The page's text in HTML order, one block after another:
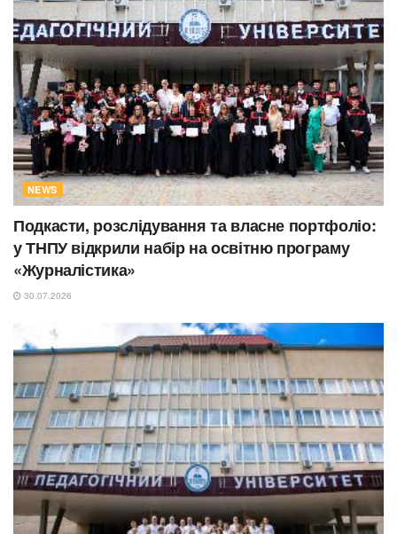
NEWS
Подкасти, розслідування та власне портфоліо:
у ТНПУ відкрили набір на освітню програму
«Журналістика»
30.07.2026